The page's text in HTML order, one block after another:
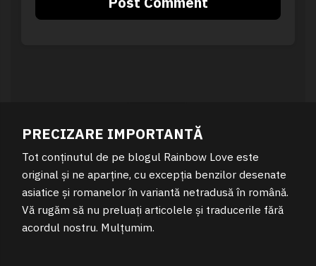
PRECIZARE IMPORTANTĂ
Tot conținutul de pe blogul Rainbow Love este
original și ne aparține, cu excepția benzilor desenate
asiatice și romanelor în variantă netradusă în română.
Vă rugăm să nu preluați articolele și traducerile fără
acordul nostru. Mulțumim.